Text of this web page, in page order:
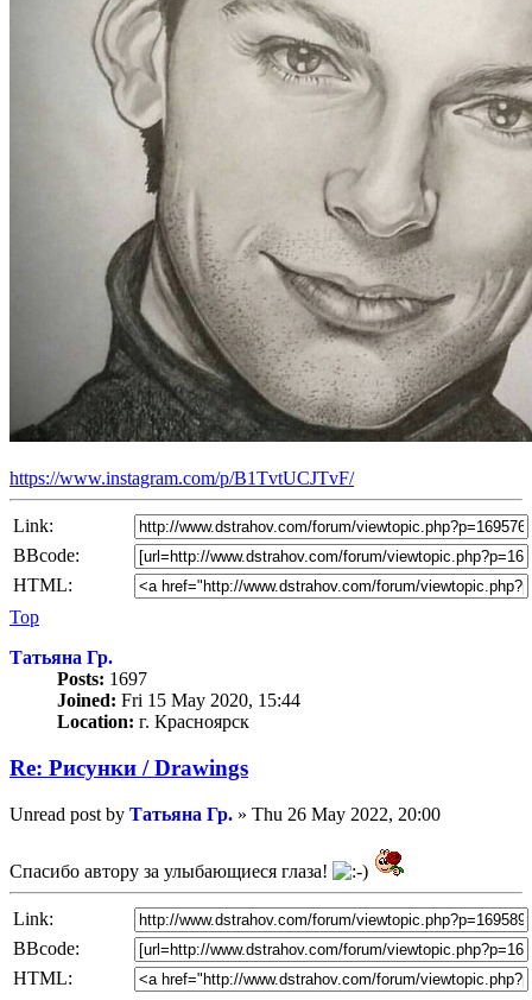
https://www.instagram.com/p/B1TvtUCJTvF/
Link:
BBcode:
HTML:
Top
Татьяна Гр.
Posts: 1697
Joined: Fri 15 May 2020, 15:44
Location: г. Красноярск
Re: Рисунки / Drawings
Unread post by Татьяна Гр. » Thu 26 May 2022, 20:00
Спасибо автору за улыбающиеся глаза!
Link:
BBcode:
HTML: